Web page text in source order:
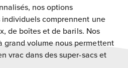
nos options
comprennent une
de boîtes et de barils. Nos
grand volume nous permettent
vrac dans des super-sacs et